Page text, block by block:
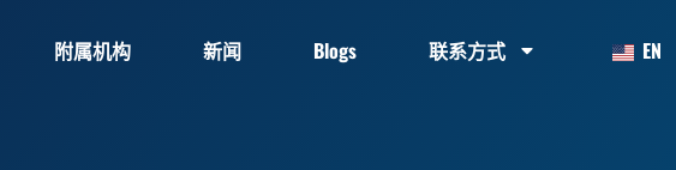
附属机构 新闻 Blogs 联系方式 EN